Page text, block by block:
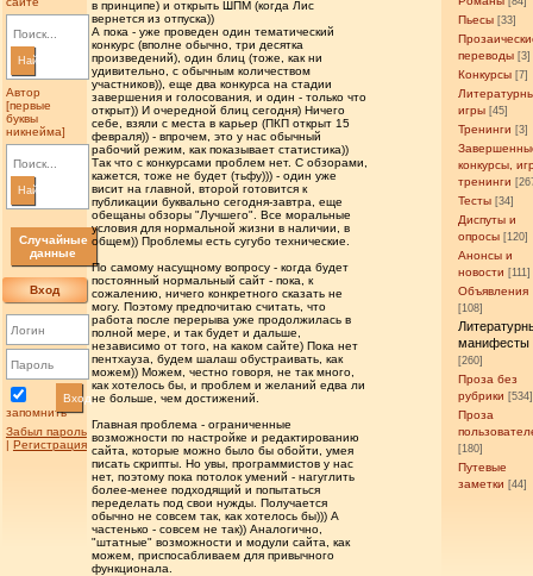
Найти
Автор
[первые
буквы
никнейма]
Найти
Случайные
данные
Вход
запомнить
Вход
Забыл пароль
| Регистрация
Пьесы [33]
переводы [3]
Конкурсы [7]
игры [45]
Тренинги [3]
конкурсы,
тренинги
Тесты [34]
Диспуты и
опросы [120]
Анонсы и
новости [111]
Объявления
[108]
манифесты
[260]
Проза без
рубрики [534]
Проза
[180]
Путевые
заметки [44]
в принципе) и открыть ШПМ (когда Лис
вернется из отпуска))
А пока - уже проведен один тематический
конкурс (вполне обычно, три десятка
произведений), один блиц (тоже, как ни
удивительно, с обычным количеством
участников)), еще два конкурса на стадии
завершения и голосования, и один - только что
открыт)) И очередной блиц сегодня) Ничего
себе, взяли с места в карьер (ПКП открыт 15
февраля)) - впрочем, это у нас обычный
рабочий режим, как показывает статистика))
Так что с конкурсами проблем нет. С обзорами,
кажется, тоже не будет (тьфу))) - один уже
висит на главной, второй готовится к
публикации буквально сегодня-завтра, еще
обещаны обзоры "Лучшего". Все моральные
условия для нормальной жизни в наличии, в
общем)) Проблемы есть сугубо технические.
По самому насущному вопросу - когда будет
постоянный нормальный сайт - пока, к
сожалению, ничего конкретного сказать не
могу. Поэтому предпочитаю считать, что
работа после перерыва уже продолжилась в
полной мере, и так будет и дальше,
независимо от того, на каком сайте) Пока нет
пентхауза, будем шалаш обустраивать, как
можем)) Можем, честно говоря, не так много,
как хотелось бы, и проблем и желаний едва ли
не больше, чем достижений.
Главная проблема - ограниченные
возможности по настройке и редактированию
сайта, которые можно было бы обойти, умея
писать скрипты. Но увы, программистов у нас
нет, поэтому пока потолок умений - нагуглить
более-менее подходящий и попытаться
переделать под свои нужды. Получается
обычно не совсем так, как хотелось бы))) А
частенько - совсем не так)) Аналогично,
"штатные" возможности и модули сайта, как
можем, приспосабливаем для привычного
функционала.